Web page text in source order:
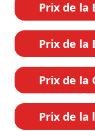
Prix de la
Prix de la
Prix de la
Prix de